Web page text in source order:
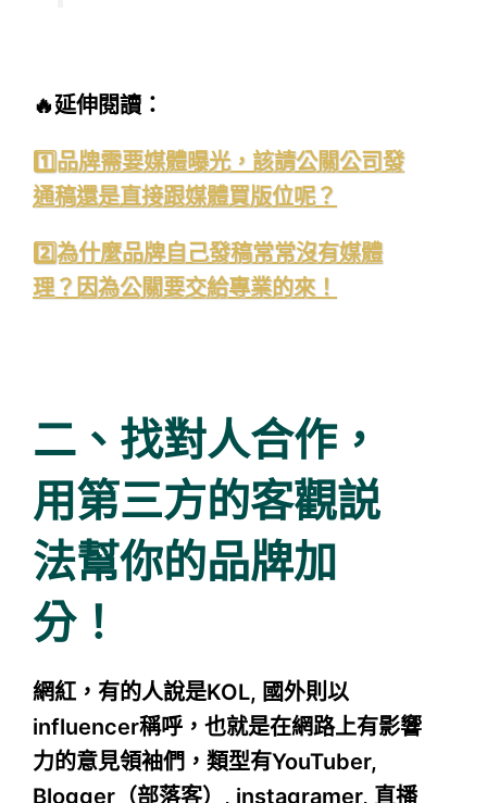
🔥延伸閱讀：
1️⃣品牌需要媒體曝光，該請公關公司發
通稿還是直接跟媒體買版位呢？
2️⃣為什麼品牌自己發稿常常沒有媒體
理？因為公關要交給專業的來！
二、找對人合作，
用第三方的客觀説
法幫你的品牌加
分！
網紅，有的人說是KOL, 國外則以
influencer稱呼，也就是在網路上有影響
力的意見領袖們，類型有YouTuber,
Blogger（部落客）, instagramer, 直播